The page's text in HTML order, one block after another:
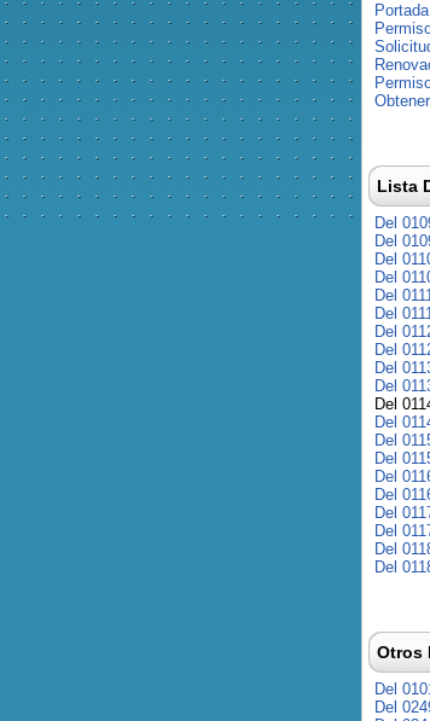
Portada
Lista
Del
Del
Del
Del
Del
Del
Del
Del
Del
Del
Del
Del
Del
Del
Del
Del
Del
Del
Del
Del
Otros
Del
Del